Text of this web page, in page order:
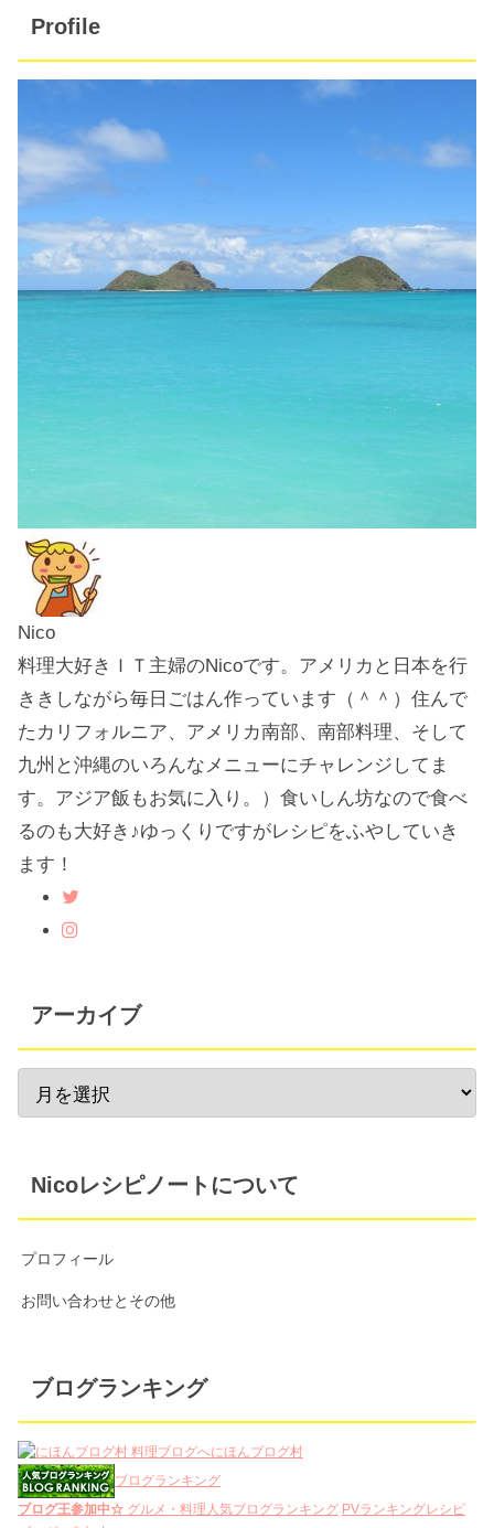
Profile
Nico
料理大好きＩＴ主婦のNicoです。アメリカと日本を行
ききしながら毎日ごはん作っています（＾＾）住んで
たカリフォルニア、アメリカ南部、南部料理、そして
九州と沖縄のいろんなメニューにチャレンジしてま
す。アジア飯もお気に入り。）食いしん坊なので食べ
るのも大好き♪ゆっくりですがレシピをふやしていき
ます！
アーカイブ
Nicoレシピノートについて
プロフィール
お問い合わせとその他
ブログランキング
にほんブログ村
ブログランキング
ブログ王参加中☆ グルメ・料理人気ブログランキング PVランキングレシピ